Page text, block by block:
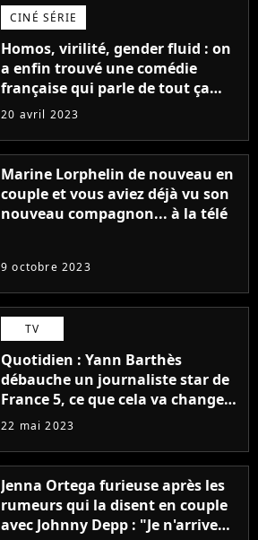
CINÉ SÉRIE
Homos, virilité, gender fluid : on
a enfin trouvé une comédie
française qui parle de tout ça
sans être super ringarde
20 avril 2023
Marine Lorphelin de nouveau en
couple et vous aviez déjà vu son
nouveau compagnon... à la télé
9 octobre 2023
TV
Quotidien : Yann Barthès
débauche un journaliste star de
France 5, ce que cela va changer
à la rentrée
22 mai 2023
Jenna Ortega furieuse après les
rumeurs qui la disent en couple
avec Johnny Depp : "Je n'arrive